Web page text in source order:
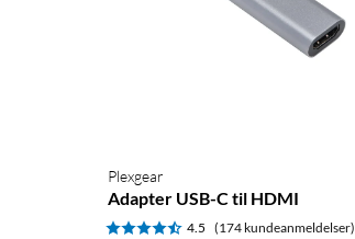
Plexgear
Adapter USB-C til HDMI
4.5 (174 kundeanmeldelser)